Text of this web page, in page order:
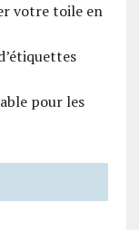
votre toile en
pour les